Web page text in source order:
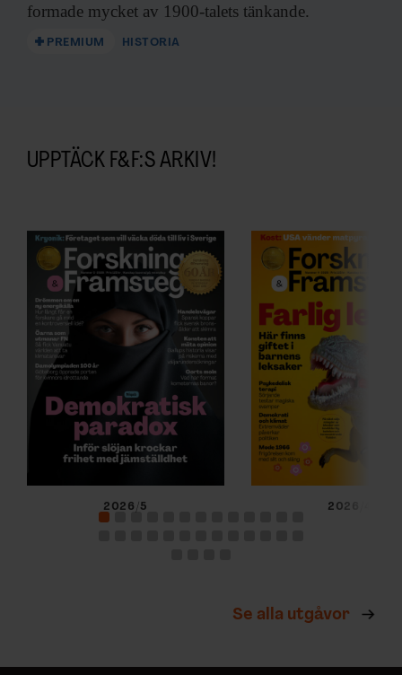
formade mycket av 1900-talets tänkande.
PREMIUM HISTORIA
UPPTÄCK F&F:S ARKIV!
2026/5 2026/4
Se alla utgåvor